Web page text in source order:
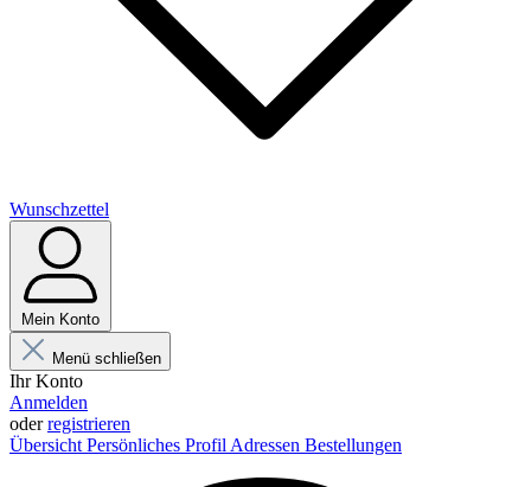
Wunschzettel
Mein Konto
Menü schließen
Ihr Konto
Anmelden
oderregistrieren
Übersicht Persönliches Profil Adressen Bestellungen